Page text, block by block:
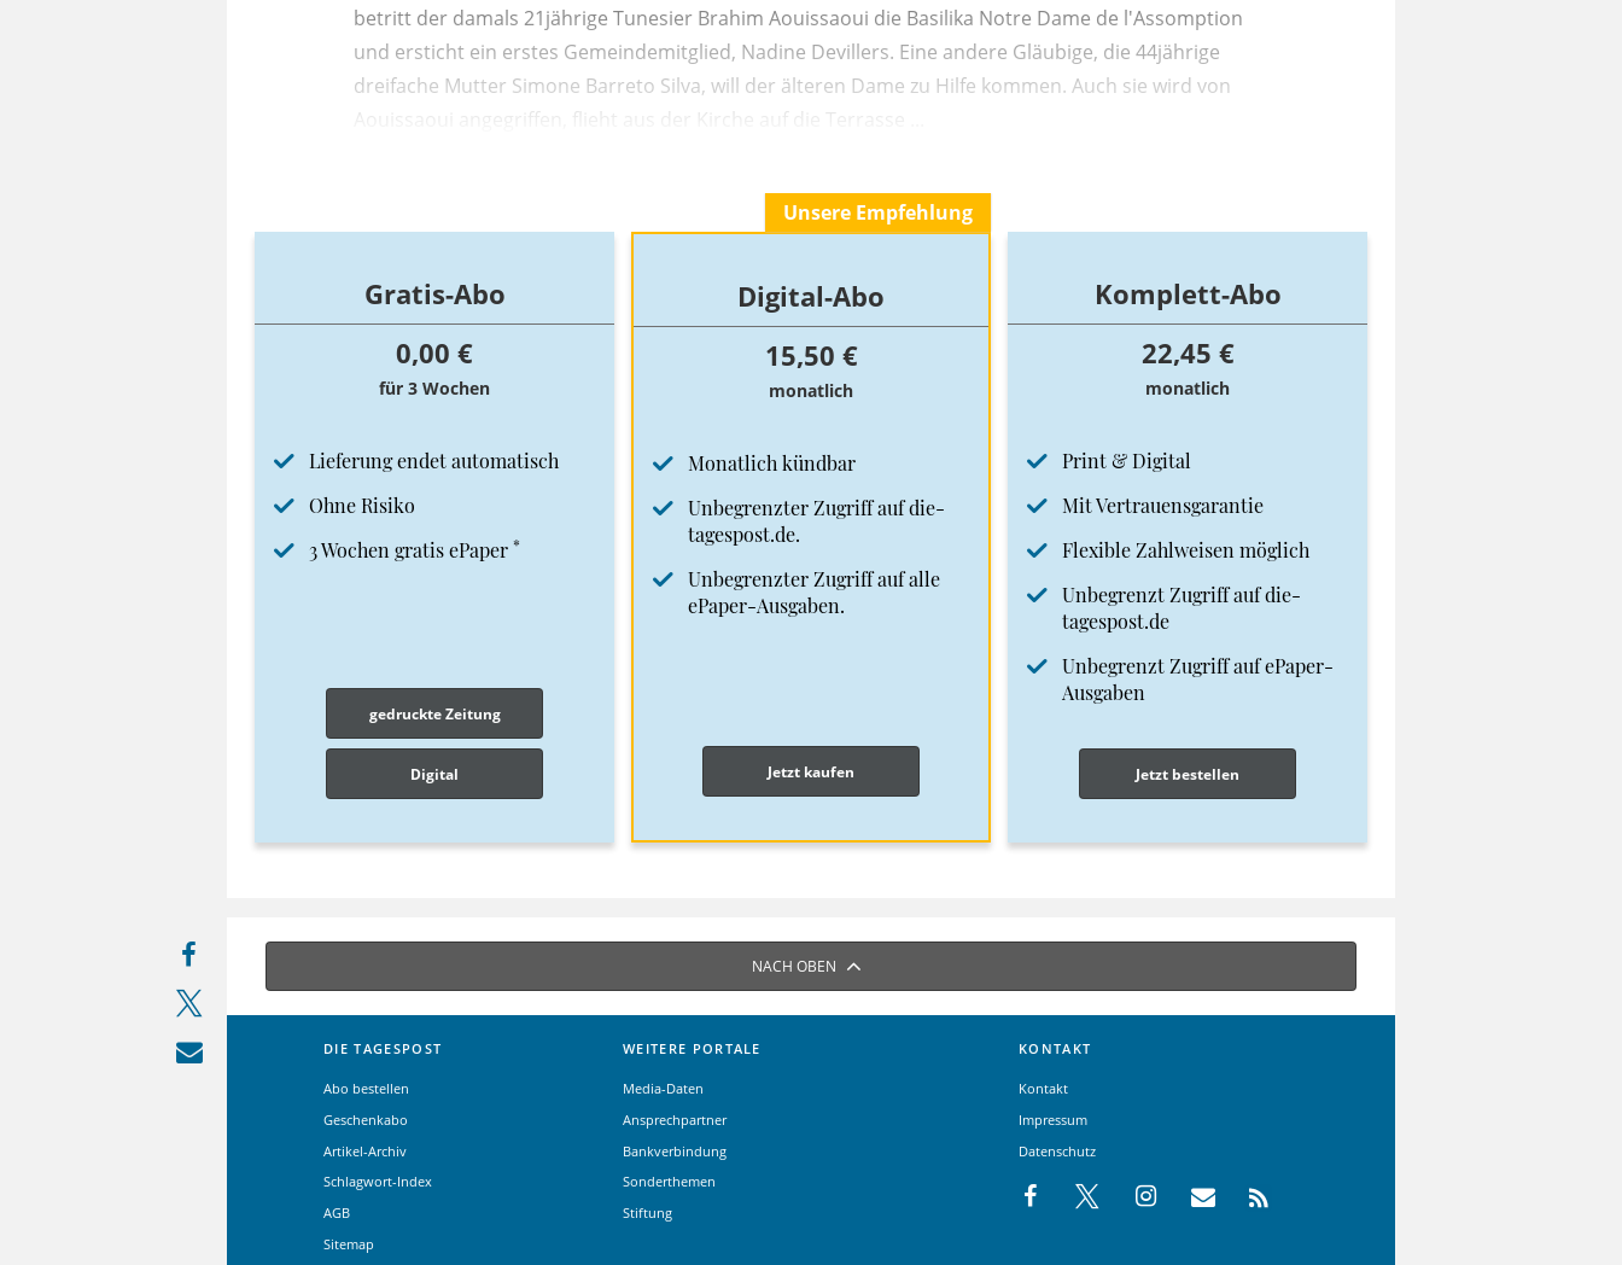
betritt der damals 21jährige Tunesier Brahim Aouissaoui die Basilika Notre Dame de l'Assomption
und ersticht ein erstes Gemeindemitglied, Nadine Devillers. Eine andere Gläubige, die 44jährige
dreifache Mutter Simone Barreto Silva, will der älteren Dame zu Hilfe kommen. Auch sie wird von
Aouissaoui angegriffen, flieht aus der Kirche auf die Terrasse ...
Gratis-Abo
0,00 €
für 3 Wochen
Lieferung endet automatisch
Ohne Risiko
3 Wochen gratis ePaper *
gedruckte Zeitung
Digital
Unsere Empfehlung
Digital-Abo
15,50 €
monatlich
Monatlich kündbar
Unbegrenzter Zugriff auf die-
tagespost.de.
Unbegrenzter Zugriff auf alle
ePaper-Ausgaben.
Jetzt kaufen
Komplett-Abo
22,45 €
monatlich
Print & Digital
Mit Vertrauensgarantie
Flexible Zahlweisen möglich
Unbegrenzt Zugriff auf die-
tagespost.de
Unbegrenzt Zugriff auf ePaper-
Ausgaben
Jetzt bestellen
NACH OBEN
DIE TAGESPOST
Abo bestellen
Geschenkabo
Artikel-Archiv
Schlagwort-Index
AGB
Sitemap
WEITERE PORTALE
Media-Daten
Ansprechpartner
Bankverbindung
Sonderthemen
Stiftung
KONTAKT
Kontakt
Impressum
Datenschutz